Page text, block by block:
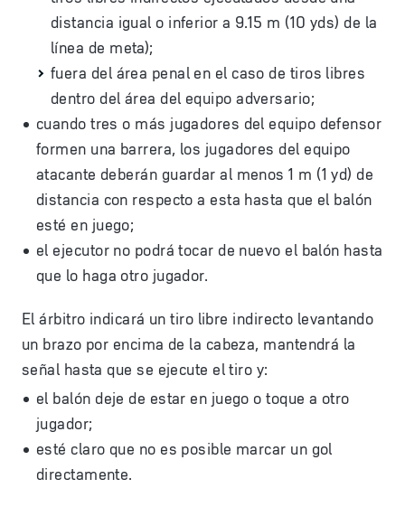
distancia igual o inferior a 9.15 m (10 yds) de la
línea de meta);
fuera del área penal en el caso de tiros libres
dentro del área del equipo adversario;
cuando tres o más jugadores del equipo defensor
formen una barrera, los jugadores del equipo
atacante deberán guardar al menos 1 m (1 yd) de
distancia con respecto a esta hasta que el balón
esté en juego;
el ejecutor no podrá tocar de nuevo el balón hasta
que lo haga otro jugador.
El árbitro indicará un tiro libre indirecto levantando
un brazo por encima de la cabeza, mantendrá la
señal hasta que se ejecute el tiro y:
el balón deje de estar en juego o toque a otro
jugador;
esté claro que no es posible marcar un gol
directamente.